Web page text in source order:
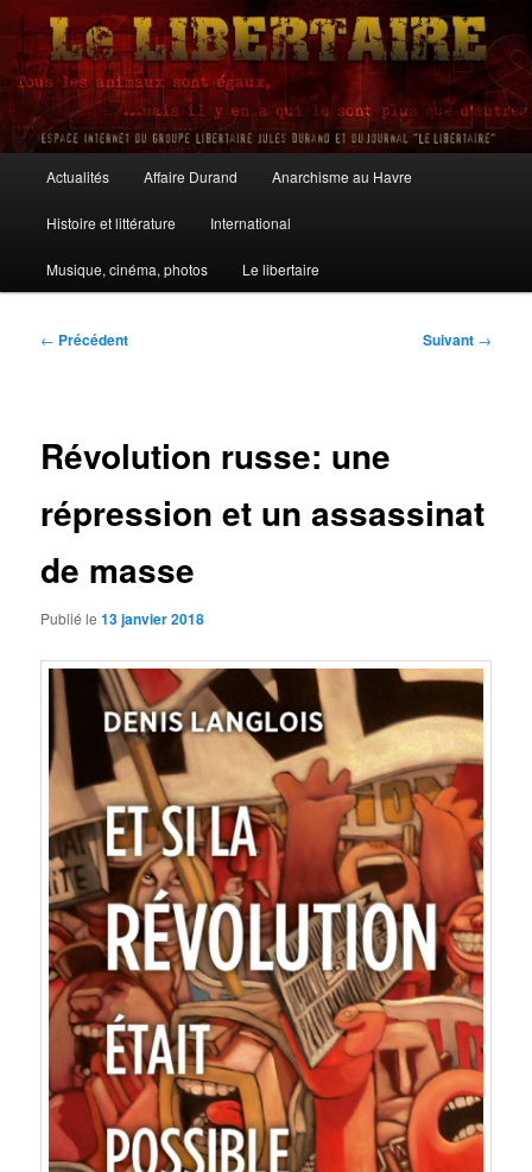
Aller
contenu
principalLe Libertaire
principal
Actualités Affaire Durand Anarchisme au Havre
Histoire et littérature International
Musique, cinéma, photos Le libertaire
Navigation
← Précédent Suivant →
Révolution russe: une
répression et un assassinat
de masse
Publié le13 janvier 2018